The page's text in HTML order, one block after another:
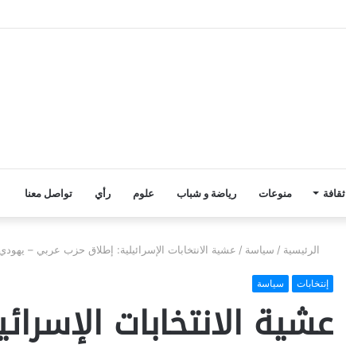
ثقافة منوعات رياضة و شباب علوم رأي تواصل معنا
الرئيسية / سياسة / عشية الانتخابات الإسرائيلية: إطلاق حزب عربي –
إنتخابات سياسة
عشية الانتخابات